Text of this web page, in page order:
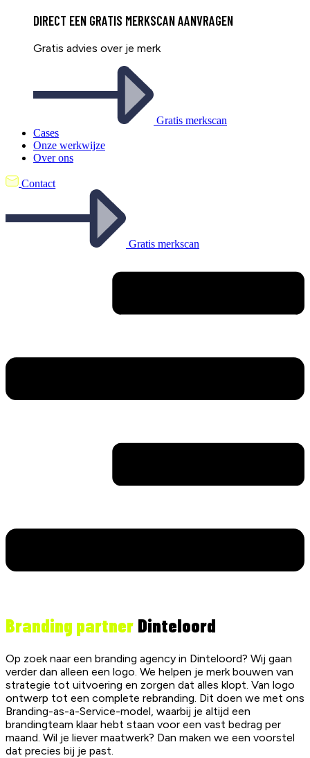
DIRECT EEN GRATIS MERKSCAN AANVRAGEN
Gratis advies over je merk
Gratis merkscan
Cases
Onze werkwijze
Over ons
Contact
Gratis merkscan
Branding partner Dinteloord
Op zoek naar een branding agency in Dinteloord? Wij gaan
verder dan alleen een logo. We helpen je merk bouwen van
strategie tot uitvoering en zorgen dat alles klopt. Van logo
ontwerp tot een complete rebranding. Dit doen we met ons
Branding-as-a-Service-model, waarbij je altijd een
brandingteam klaar hebt staan voor een vast bedrag per
maand. Wil je liever maatwerk? Dan maken we een voorstel
dat precies bij je past.